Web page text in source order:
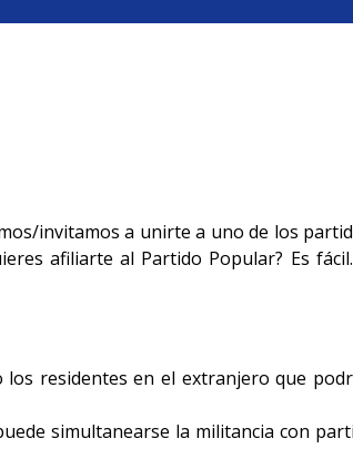
invitamos a unirte a uno de los
afiliarte al Partido Popular? Es
residentes en el extranjero que
simultanearse la militancia con